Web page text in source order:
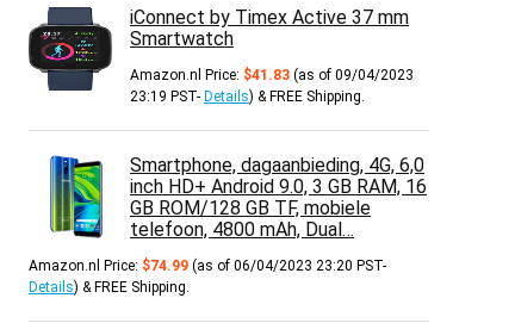
iConnect by Timex Active 37 mm
Smartwatch
Amazon.nl Price: $41.83 (as of 09/04/2023
23:19 PST- Details) & FREE Shipping.
Smartphone, dagaanbieding, 4G, 6,0
inch HD+ Android 9.0, 3 GB RAM, 16
GB ROM/128 GB TF, mobiele
telefoon, 4800 mAh, Dual…
Amazon.nl Price: $74.99 (as of 06/04/2023 23:20 PST-
Details) & FREE Shipping.